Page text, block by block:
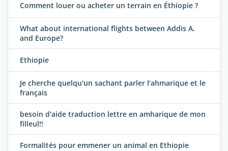
Comment louer ou acheter un terrain en Éthiopie ?
What about international flights between Addis A.
and Europe?
Ethiopie
Je cherche quelqu'un sachant parler l'ahmarique et le
français
besoin d'aide traduction lettre en amharique de mon
filleul!!
Formalités pour emmener un animal en Ethiopie